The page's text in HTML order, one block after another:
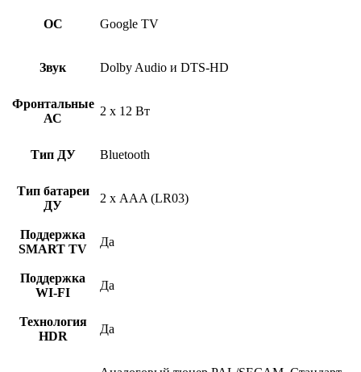
ОС Google TV
Звук Dolby Audio и DTS-HD
Фронтальные
АС
2 x 12 Вт
Тип ДУ Bluetooth
Тип батареи
ДУ
2 х AAA (LR03)
Поддержка
SMART TV
Да
Поддержка
WI-FI
Да
Технология
HDR
Да